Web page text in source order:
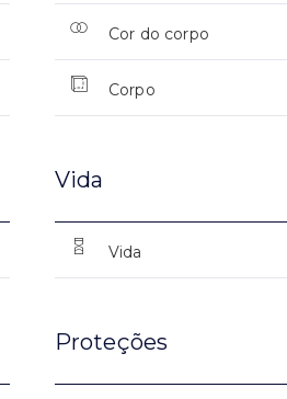
Cor do corpo
Corpo
Vida
Vida
Proteções